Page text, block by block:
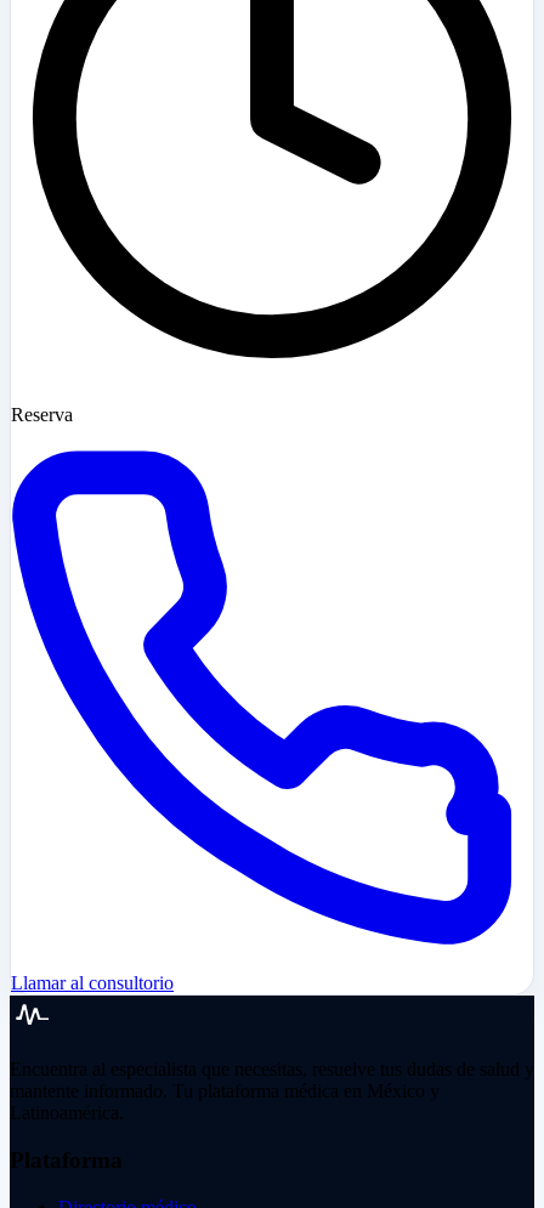
Reserva
Llamar al consultorio
Encuentra al especialista que necesitas, resuelve tus dudas de salud y
mantente informado. Tu plataforma médica en México y
Latinoamérica.
Plataforma